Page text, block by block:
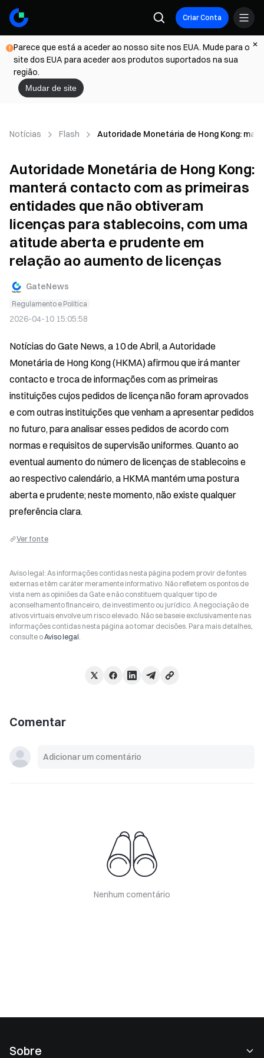
Criar Conta
Parece que está a aceder ao nosso site nos EUA. Mude para o
site dos EUA para aceder aos produtos suportados na sua
região.
Mudar de site
Notícias Flash Autoridade Monetária de Hong Kong:
Autoridade Monetária de Hong Kong:
manterá contacto com as primeiras
entidades que não obtiveram
licenças para stablecoins, com uma
atitude aberta e prudente em
relação ao aumento de licenças
GateNews
Regulamento e Política
2026-04-10 15:05:58
Notícias do Gate News, a 10 de Abril, a Autoridade
Monetária de Hong Kong (HKMA) afirmou que irá manter
contacto e troca de informações com as primeiras
instituições cujos pedidos de licença não foram aprovados
e com outras instituições que venham a apresentar pedidos
no futuro, para analisar esses pedidos de acordo com
normas e requisitos de supervisão uniformes. Quanto ao
eventual aumento do número de licenças de stablecoins e
ao respectivo calendário, a HKMA mantém uma postura
aberta e prudente; neste momento, não existe qualquer
preferência clara.
Ver fonte
Aviso legal: As informações contidas nesta página podem provir de fontes
externas e têm caráter meramente informativo. Não refletem os pontos de
vista nem as opiniões da Gate e não constituem qualquer tipo de
aconselhamento financeiro, de investimento ou jurídico. A negociação de
ativos virtuais envolve um risco elevado. Não se baseie exclusivamente nas
informações contidas nesta página ao tomar decisões. Para mais detalhes,
consulte oAviso legal.
Comentar
Nenhum comentário
Sobre